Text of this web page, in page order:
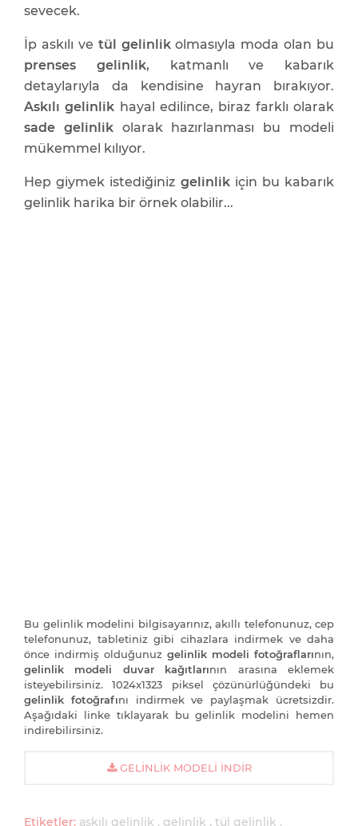
sevecek.
İp askılı ve tül gelinlikolmasıyla moda olan bu
prenses gelinlik, katmanlı ve kabarık
detaylarıyla da kendisine hayran bırakıyor.
Askılı gelinlik hayal edilince, biraz farklı olarak
sade gelinlikolarak hazırlanması bu modeli
mükemmel kılıyor.
Hep giymek istediğiniz gelinlikiçin bu kabarık
gelinlik harika bir örnek olabilir...
Bu gelinlik modelini bilgisayarınız, akıllı telefonunuz, cep
telefonunuz, tabletiniz gibi cihazlara indirmek ve daha
önce indirmiş olduğunuz gelinlik modeli fotoğraflarının,
gelinlik modeli duvar kağıtlarının arasına eklemek
isteyebilirsiniz. 1024x1323 piksel çözünürlüğündeki bu
gelinlik fotoğrafını indirmek ve paylaşmak ücretsizdir.
Aşağıdaki linke tıklayarak bu gelinlik modelini hemen
indirebilirsiniz.
GELINLIK MODELI İNDIR
Etiketler: askılı gelinlik gelinlik
tül gelinlik